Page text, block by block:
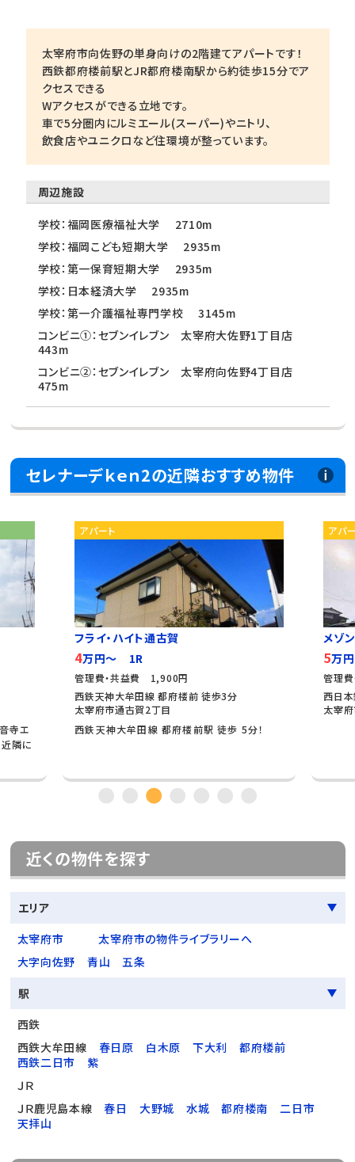
太宰府市向佐野の単身向けの2階建てアパートです！
西鉄都府楼前駅とJR都府楼南駅から約徒歩15分でア
クセスできる
Wアクセスができる立地です。
車で5分圏内にルミエール(スーパー)やニトリ、
飲食店やユニクロなど住環境が整っています。
周辺施設
学校：福岡医療福祉大学 2710m
学校：福岡こども短期大学 2935m
学校：第一保育短期大学 2935m
学校：日本経済大学 2935m
学校：第一介護福祉専門学校 3145m
コンビニ①：セブンイレブン 太宰府大佐野1丁目店
443m
コンビニ②：セブンイレブン 太宰府向佐野4丁目店
475m
セレナーデｋｅｎ2の近隣おすすめ物件
寺エ
隣に
アパート
フライ・ハイト通古賀
4万円～ 1R
管理費・共益費 1,900円
西鉄天神大牟田線 都府楼前 徒歩3分
太宰府市通古賀2丁目
西鉄天神大牟田線 都府楼前駅 徒歩 5分！
アパ
メゾ
5万
管理
西日
太宰
近くの物件を探す
エリア
太宰府市
太宰府市の物件ライブラリーへ
大字向佐野
青山
五条
駅
西鉄
西鉄大牟田線
春日原 白木原 下大利
都府楼前
西鉄二日市
紫
ＪＲ
ＪＲ鹿児島本線
春日 大野城 水城 都府楼南
二日市
天拝山